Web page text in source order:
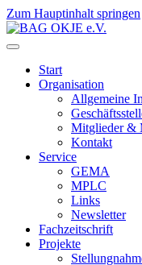
Zum Hauptinhalt springen
Start
Organisation
Allgemeine
Mitglieder &
Kontakt
Service
GEMA
MPLC
Links
Newsletter
Fachzeitschrift
Projekte